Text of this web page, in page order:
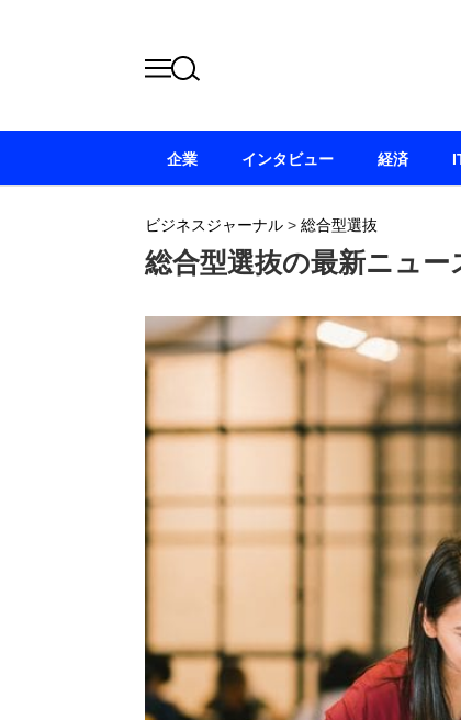
ビジネスジャーナル > 総合型選抜
総合型選抜の最新ニュー
企業 インタビュー 経済